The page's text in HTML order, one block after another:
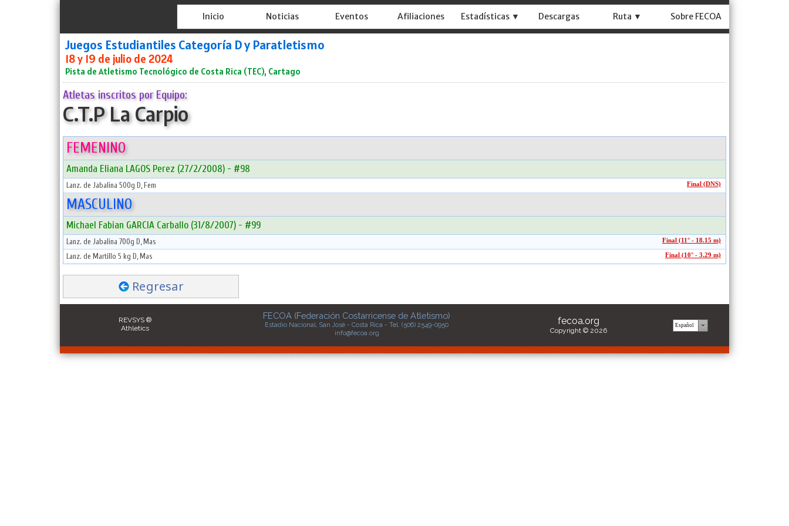
Inicio Noticias Eventos Afiliaciones Estadísticas ▼ Descargas Ruta ▼ Sobre FECOA
Juegos Estudiantiles Categoría D y Paratletismo
18 y 19 de julio de 2024
Pista de Atletismo Tecnológico de Costa Rica (TEC), Cartago
Atletas inscritos por Equipo:
C.T.P La Carpio
FEMENINO
Amanda Eliana LAGOS Perez (27/2/2008) - #98
Lanz. de Jabalina 500g D, Fem Final (DNS)
MASCULINO
Michael Fabian GARCIA Carballo (31/8/2007) - #99
Lanz. de Jabalina 700g D, Mas Final (11° - 18.15 m)
Lanz. de Martillo 5 kg D, Mas Final (10° - 3.29 m)
Regresar
REVSYS ®
Athletics
FECOA (Federación Costarricense de Atletismo)
Estadio Nacional, San José - Costa Rica - Tel. (506) 2549-0950
info@fecoa.org
fecoa.org
Copyright © 2026